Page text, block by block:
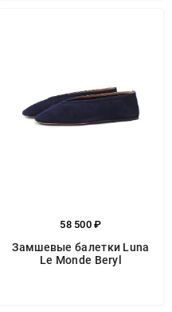
58 500 ₽
Замшевые балетки Luna
Le Monde Beryl